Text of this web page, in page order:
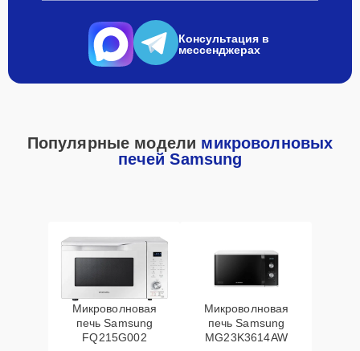
Консультация в
мессенджерах
Популярные модели микроволновых
печей Samsung
Микроволновая
печь Samsung
FQ215G002
Микроволновая
печь Samsung
MG23K3614AW